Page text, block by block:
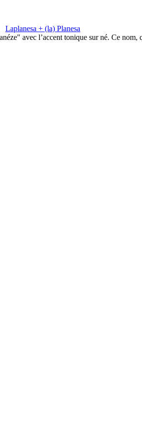
Laplanesa + (la) Planesa
avec l’accent tonique sur né. Ce